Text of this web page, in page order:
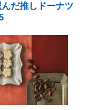
だ推しドーナツ